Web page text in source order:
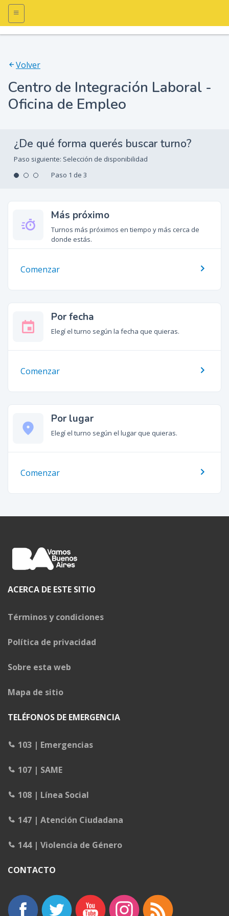
Volver
Centro de Integración Laboral -
Oficina de Empleo
¿De qué forma querés buscar turno?
Paso siguiente: Selección de disponibilidad
Paso 1 de 3
Más próximo
Turnos más próximos en tiempo y más cerca de
donde estás.
Comenzar
Por fecha
Elegí el turno según la fecha que quieras.
Comenzar
place
Por lugar
Elegí el turno según el lugar que quieras.
Comenzar
ACERCA DE ESTE SITIO
Términos y condiciones
Política de privacidad
Sobre esta web
Mapa de sitio
TELÉFONOS DE EMERGENCIA
103 | Emergencias
107 | SAME
108 | Línea Social
147 | Atención Ciudadana
144 | Violencia de Género
CONTACTO